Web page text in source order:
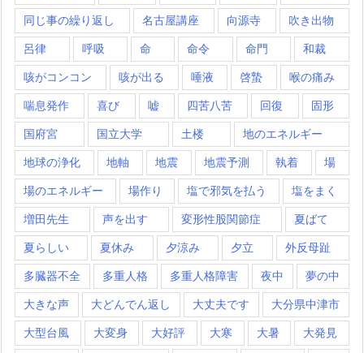
同じ事の繰り返し 名古屋講座 向源寺 吹き出物
呂律 呼吸 命 命令 命門 和裁
咳がコンコン 咳が出る 唾液 啓蟄 喉の痛み
喘息発作 喜び 嘘 四苦八苦 回復 固形
国府宮 国立大学 土楼 地のエネルギー
地球の浄化 地軸 地震 地震予測 執着 場
場のエネルギー 場作り 塩で邪気を払う 塩をまく
増田先生 声を出す 変形性股関節症 夏ばて
夏らしい 夏休み 夕涼み 夕立 外反母趾
多臓器不全 多重人格 多重人格障害 夜中 夢の中
大きな声 大どんでん返し 大丈夫です 大分県中津市
大型台風 大変身 大好評 大寒 大暑 大発見